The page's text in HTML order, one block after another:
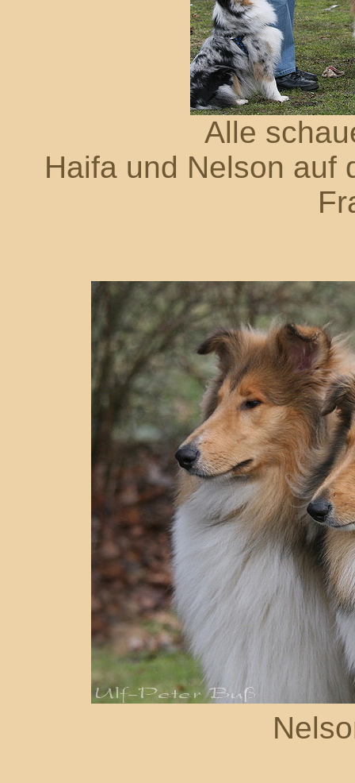
Alle
Haifa und Nelson auf